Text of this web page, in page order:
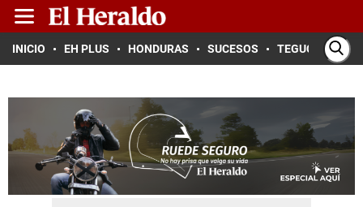
INICIO EH PLUS HONDURAS SUCESOS TEGUCIGALPA